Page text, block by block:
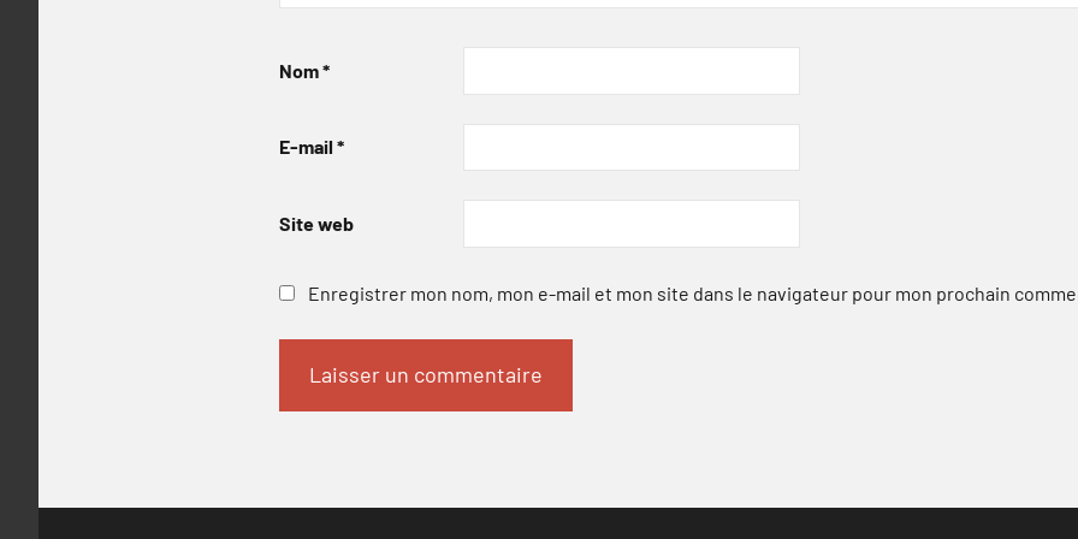
Nom*
E-mail *
Site web
Enregistrer mon nom, mon e-mail et mon site dans le navigateur pour mon prochain